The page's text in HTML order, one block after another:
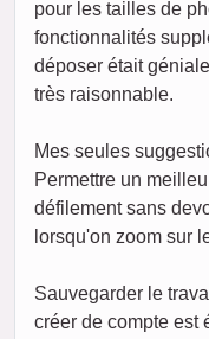
pour les tailles de
fonctionnalités
déposer était
très raisonnable.
Mes seules
Permettre un
défilement sans
lorsqu'on zoom sur
Sauvegarder le
créer de compte est